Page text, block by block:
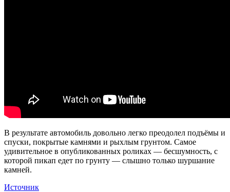
В результате автомобиль довольно легко преодолел подъёмы и
спуски, покрытые камнями и рыхлым грунтом. Самое
удивительное в опубликованных роликах — бесшумность, с
которой пикап едет по грунту — слышно только шуршание
камней.
Источник